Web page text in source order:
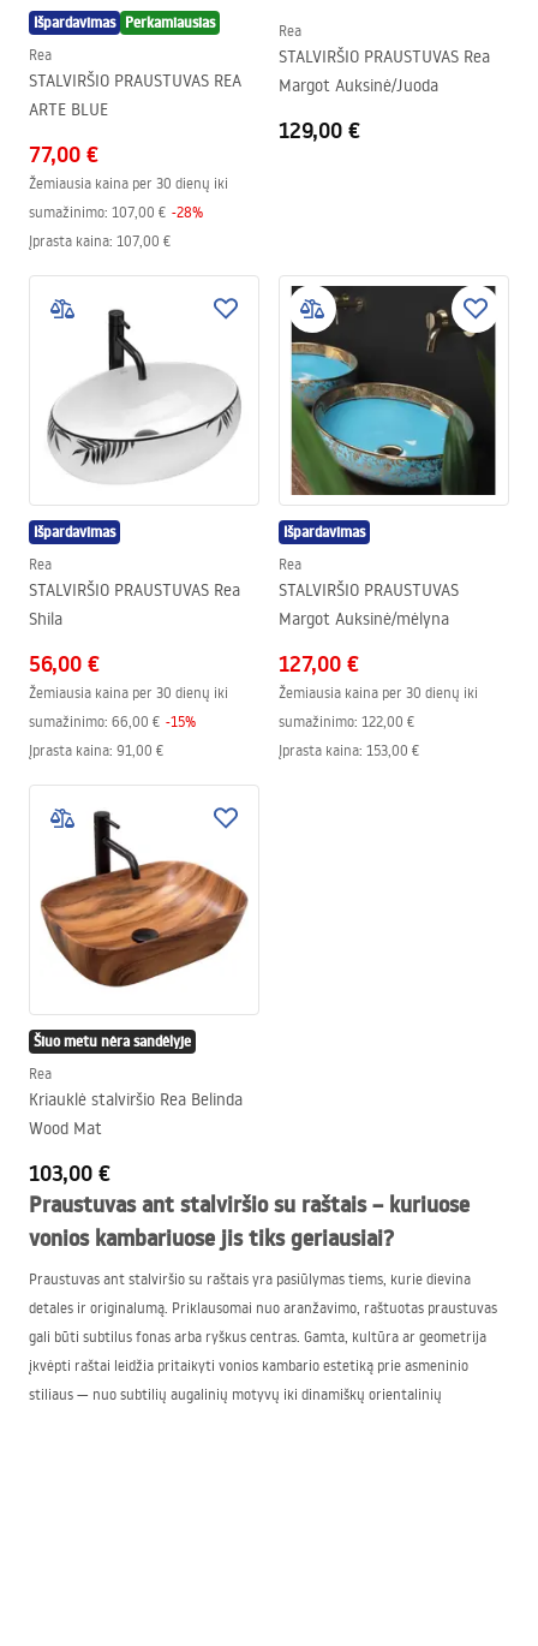
Išpardavimas Perkamiausias
Rea
STALVIRŠIO PRAUSTUVAS REA
ARTE BLUE
77,00 €
Žemiausia kaina per 30 dienų iki
sumažinimo: 107,00 € -28%
Įprasta kaina: 107,00 €
Rea
STALVIRŠIO PRAUSTUVAS Rea
Margot Auksinė/Juoda
129,00 €
Išpardavimas
Rea
STALVIRŠIO PRAUSTUVAS Rea
Shila
56,00 €
Žemiausia kaina per 30 dienų iki
sumažinimo: 66,00 € -15%
Įprasta kaina: 91,00 €
Išpardavimas
Rea
STALVIRŠIO PRAUSTUVAS
Margot Auksinė/mėlyna
127,00 €
Žemiausia kaina per 30 dienų iki
sumažinimo: 122,00 €
Įprasta kaina: 153,00 €
Šiuo metu nėra sandėlyje
Rea
Kriauklė stalviršio Rea Belinda
Wood Mat
103,00 €
Praustuvas ant stalviršio su raštais – kuriuose
vonios kambariuose jis tiks geriausiai?
Praustuvas ant stalviršio su raštais yra pasiūlymas tiems, kurie dievina
detales ir originalumą. Priklausomai nuo aranžavimo, raštuotas praustuvas
gali būti subtilus fonas arba ryškus centras. Gamta, kultūra ar geometrija
įkvėpti raštai leidžia pritaikyti vonios kambario estetiką prie asmeninio
stiliaus — nuo subtilių augalinių motyvų iki dinamiškų orientalinių